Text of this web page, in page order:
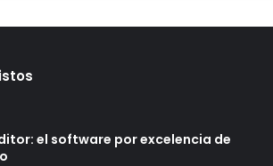
el software por excelencia de